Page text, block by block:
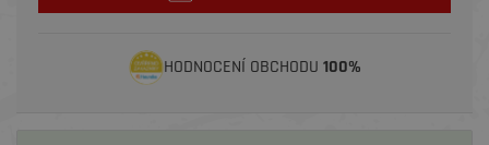
HODNOCENÍ OBCHODU 100%